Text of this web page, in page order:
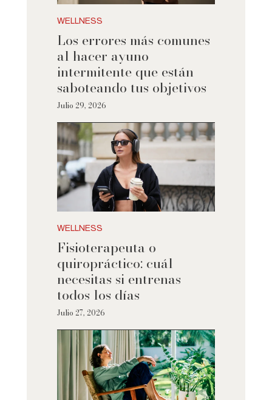
WELLNESS
Los errores más comunes
al hacer ayuno
intermitente que están
saboteando tus objetivos
Julio 29, 2026
WELLNESS
Fisioterapeuta o
quiropráctico: cuál
necesitas si entrenas
todos los días
Julio 27, 2026